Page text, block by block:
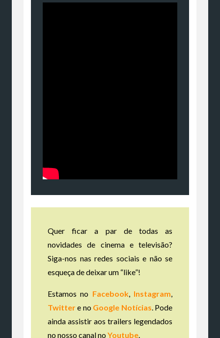
Quer ficar a par de todas as
novidades de cinema e televisão?
Siga-nos nas redes sociais e não se
esqueça de deixar um “like”!
Estamos no Facebook, Instagram
Twittere no Google Notícias . Pode
ainda assistir aos trailers legendados
no nosso canal noYoutube